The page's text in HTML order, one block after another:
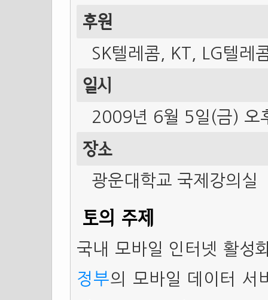
후원
SK텔레콤, KT, LG텔레
일시
2009년 6월 5일(금) 오
장소
광운대학교 국제강의실
토의 주제
국내 모바일 인터넷 활성
정부의 모바일 데이터 서